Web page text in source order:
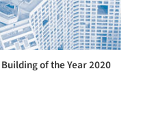
of the Year 2020